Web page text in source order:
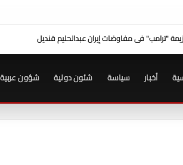
عزاء واجب ..الأولى في الاستجابة لشكاوى المواطنين
أخبار سياسة شئون دولية شؤون عربية